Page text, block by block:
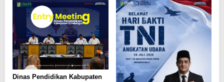
Dinas Pendidikan Kabupaten